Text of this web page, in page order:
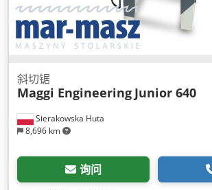
Sierakowska Huta
8,696 km
斜切锯
Maggi Engineering Junior 640
询问